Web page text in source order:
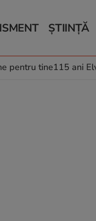
ȘTIINȚĂ
Schimbări
pentru tine115 ani